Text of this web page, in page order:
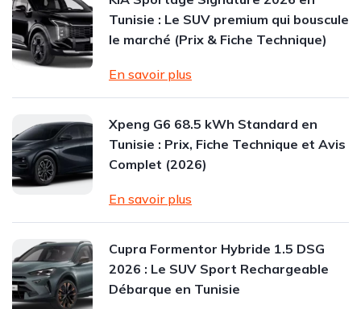
Tunisie : Le SUV premium qui bouscule
le marché (Prix & Fiche Technique)
En savoir plus
Xpeng G6 68.5 kWh Standard en
Tunisie : Prix, Fiche Technique et Avis
Complet (2026)
En savoir plus
Cupra Formentor Hybride 1.5 DSG
2026 : Le SUV Sport Rechargeable
Débarque en Tunisie